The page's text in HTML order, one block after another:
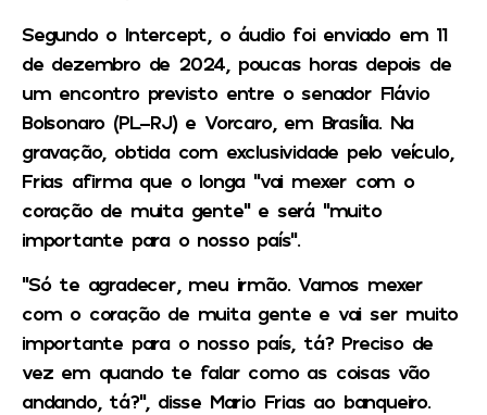
Segundo o Intercept, o áudio foi enviado em 11
de dezembro de 2024, poucas horas depois de
um encontro previsto entre o senador Flávio
Bolsonaro (PL-RJ) e Vorcaro, em Brasília. Na
gravação, obtida com exclusividade pelo veículo,
Frias afirma que o longa “vai mexer com o
coração de muita gente” e será “muito
importante para o nosso país”.
“Só te agradecer, meu irmão. Vamos mexer
com o coração de muita gente e vai ser muito
importante para o nosso país, tá? Preciso de
vez em quando te falar como as coisas vão
andando, tá?”, disse Mario Frias ao banqueiro.